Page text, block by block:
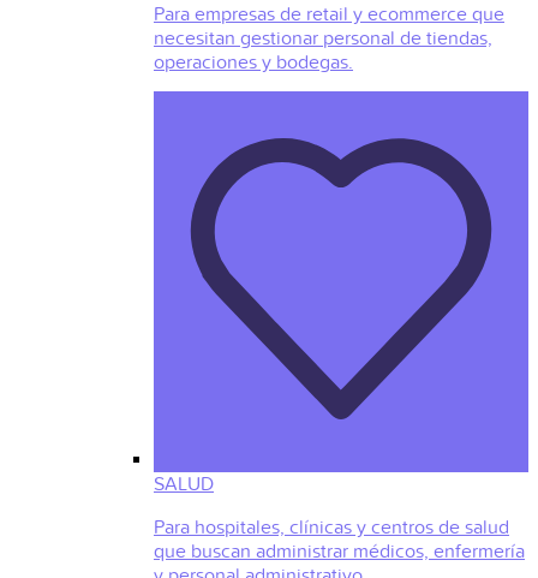
Para empresas de retail y ecommerce que
necesitan gestionar personal de tiendas,
operaciones y bodegas.
SALUD
Para hospitales, clínicas y centros de salud
que buscan administrar médicos, enfermería